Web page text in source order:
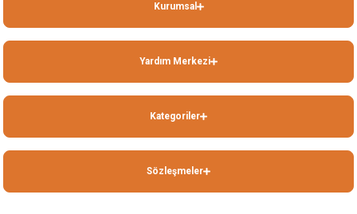
Kurumsal
Yardım Merkezi
Kategoriler
Sözleşmeler